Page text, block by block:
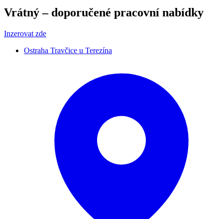
Vrátný – doporučené pracovní nabídky
Inzerovat zde
Ostraha Travčice u Terezína